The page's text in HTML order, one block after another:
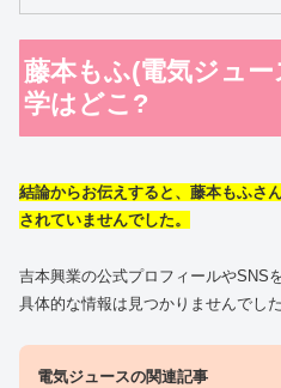
藤本もふ(電気ジュ
学はどこ?
結論からお伝えすると、藤本もふさ
されていませんでした。
吉本興業の公式プロフィールやSNS
具体的な情報は見つかりませんでした
電気ジュースの関連記事